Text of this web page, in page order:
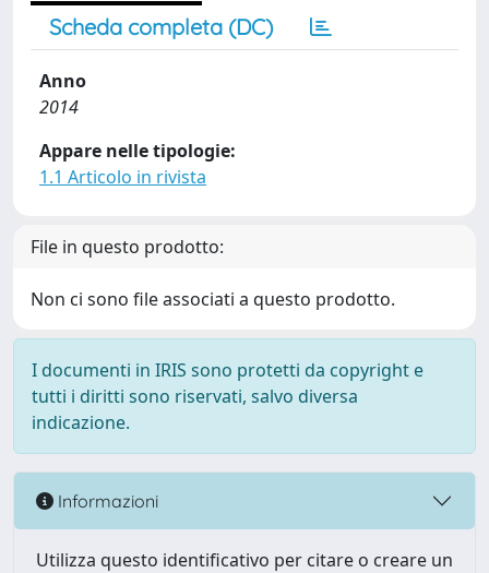
Scheda completa (DC)
Anno
2014
Appare nelle tipologie:
1.1 Articolo in rivista
File in questo prodotto:
Non ci sono file associati a questo prodotto.
I documenti in IRIS sono protetti da copyright e
tutti i diritti sono riservati, salvo diversa
indicazione.
Informazioni
Utilizza questo identificativo per citare o creare un